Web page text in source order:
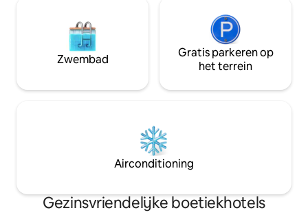
Zwembad
Gratis parkeren op
het terrein
Airconditioning
Gezinsvriendelijke boetiekhotels